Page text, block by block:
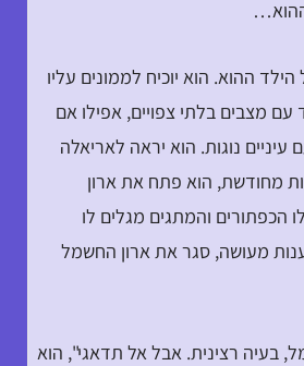
ההוא. הוא יוכיח לממונים עליו
מצבים בלתי צפויים, אפילו אם
נוגות. הוא יראה לאריאלה
מחודשת, הוא פתח את ארון
הכפתורים והמתגים מגלים לו
מעושה, סגר את ארון החשמל
בעיה רצינית. אבל אל תדאגי", הוא